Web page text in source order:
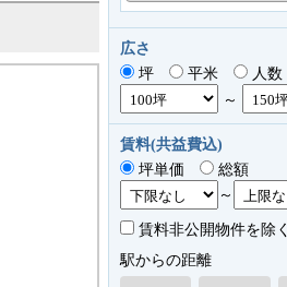
広さ
坪
平米
人数
～
賃料(共益費込)
坪単価
総額
～
賃料非公開物件を除く
駅からの距離